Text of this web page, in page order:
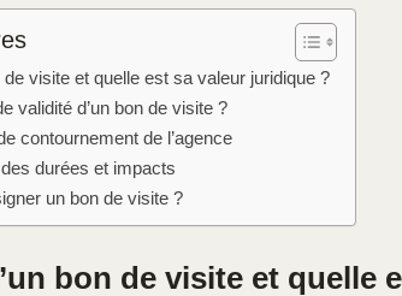
de visite et quelle est sa valeur juridique ?
validité d’un bon de visite ?
contournement de l’agence
durées et impacts
un bon de visite ?
bon de visite et quelle